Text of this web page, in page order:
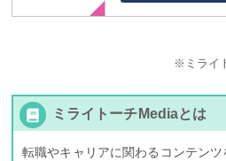
※ミライ
ミライトーチMediaとは
転職やキャリアに関わるコンテン